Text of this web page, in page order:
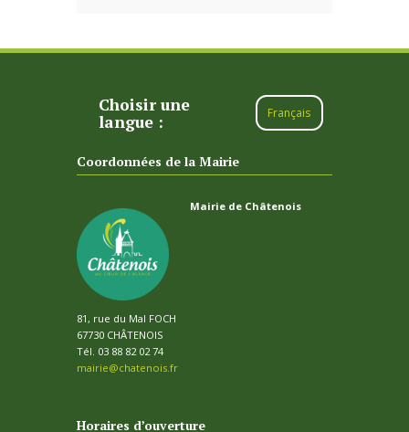
Choisir une
langue :
Français
Coordonnées de la Mairie
Mairie de Châtenois
81, rue du Mal FOCH
67730 CHÂTENOIS
Tél. 03 88 82 02 74
mairie@chatenois.fr
Horaires d’ouverture